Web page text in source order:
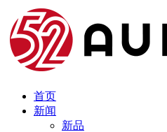
首页
新闻
新品